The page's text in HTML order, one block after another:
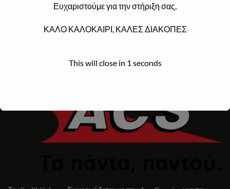
Ευχαριστούμε για την στήριξη σας,
ΚΑΛΟ ΚΑΛΟΚΑΙΡΙ, ΚΑΛΕΣ ΔΙΑΚΟΠΕΣ
This will close in 1 seconds